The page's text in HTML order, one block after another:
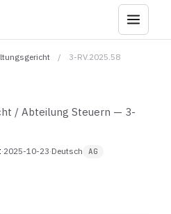
/ 3-RV.2025.58
/ Abteilung Steuern — 3-
·2025-10-23·Deutsch AG